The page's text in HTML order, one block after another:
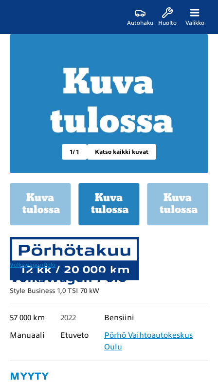
Autohaku Huolto Valikko
1/ 1 Katso kaikki kuvat
VolkswagenPolo
Volkswagen Polo
Style Business 1,0 TSI 70 kW
57 000 km 2022
Bensiini
Manuaali
Etuveto
Pörhö Vaihtoautokeskus
Oulu
MYYTY